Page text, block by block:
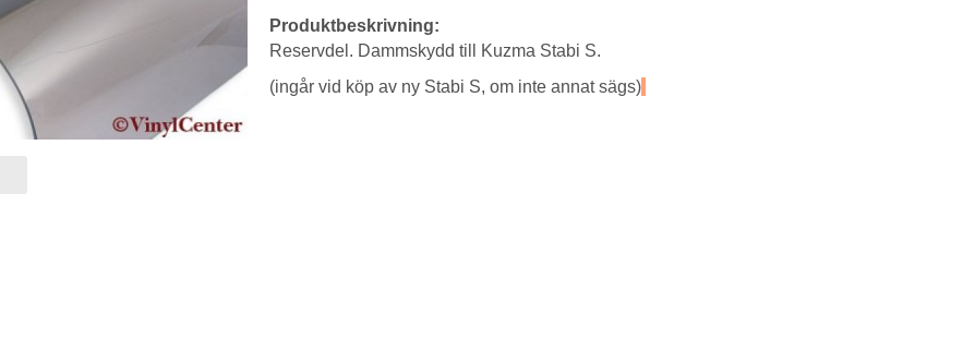
Produktbeskrivning:
Reservdel. Dammskydd till Kuzma Stabi S.
(ingår vid köp av ny Stabi S, om inte annat sägs)